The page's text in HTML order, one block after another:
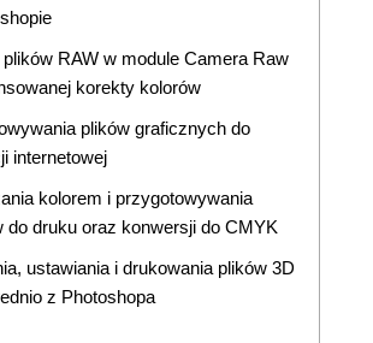
RAW w module Camera Raw
korekty kolorów
plików graficznych do
internetowej
kolorem i przygotowywania
do druku oraz konwersji do CMYK
ustawiania i drukowania plików 3D
z Photoshopa